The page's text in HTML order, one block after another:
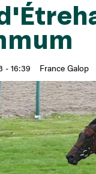
- 16:39 France Galop